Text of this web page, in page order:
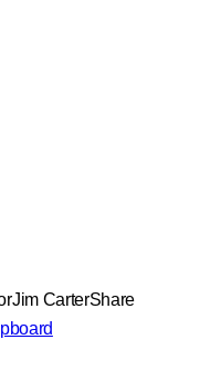
Jim CarterShare